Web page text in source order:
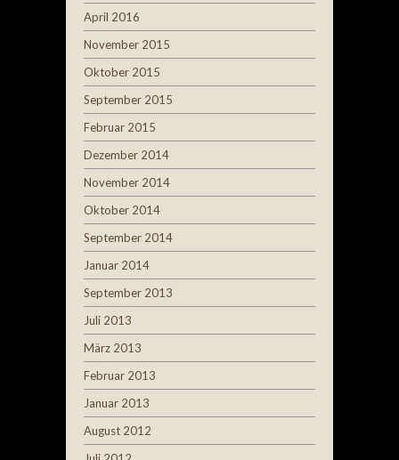
April 2016
November 2015
Oktober 2015
September 2015
Februar 2015
Dezember 2014
November 2014
Oktober 2014
September 2014
Januar 2014
September 2013
Juli 2013
März 2013
Februar 2013
Januar 2013
August 2012